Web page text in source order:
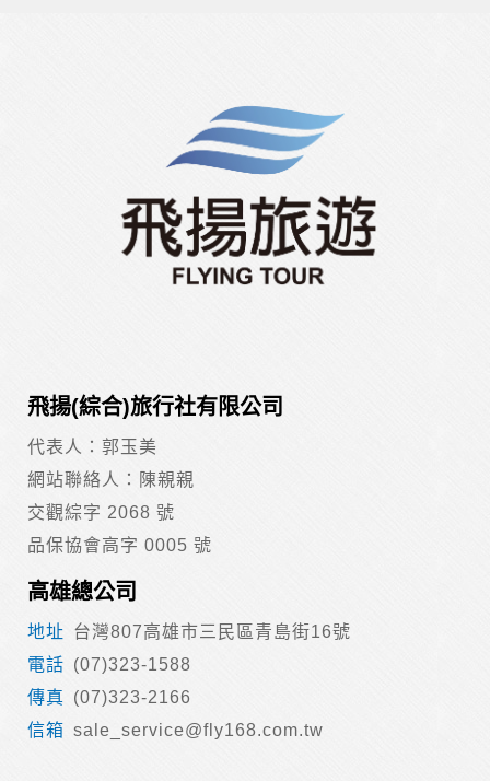
飛揚(綜合)旅行社有限公司
代表人：郭玉美
網站聯絡人：陳親親
交觀綜字 2068 號
品保協會高字 0005 號
高雄總公司
台灣807高雄市三民區青島街16號
(07)323-1588
(07)323-2166
sale_service@fly168.com.tw